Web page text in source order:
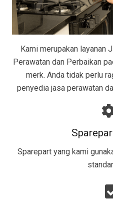
Kami merupakan layanan
Perawatan dan Perbaikan
merk. Anda tidak perlu
penyedia jasa perawatan
Sparepart yang kami